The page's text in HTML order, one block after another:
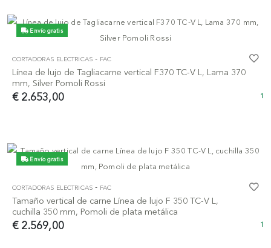
Envío gratis
CORTADORAS ELECTRICAS - FAC
Línea de lujo de Tagliacarne vertical F370 TC-V L, Lama 370
mm, Silver Pomoli Rossi
€ 2.653,00 1
Envío gratis
CORTADORAS ELECTRICAS - FAC
Tamaño vertical de carne Línea de lujo F 350 TC-V L,
cuchilla 350 mm, Pomoli de plata metálica
€ 2.569,00 1